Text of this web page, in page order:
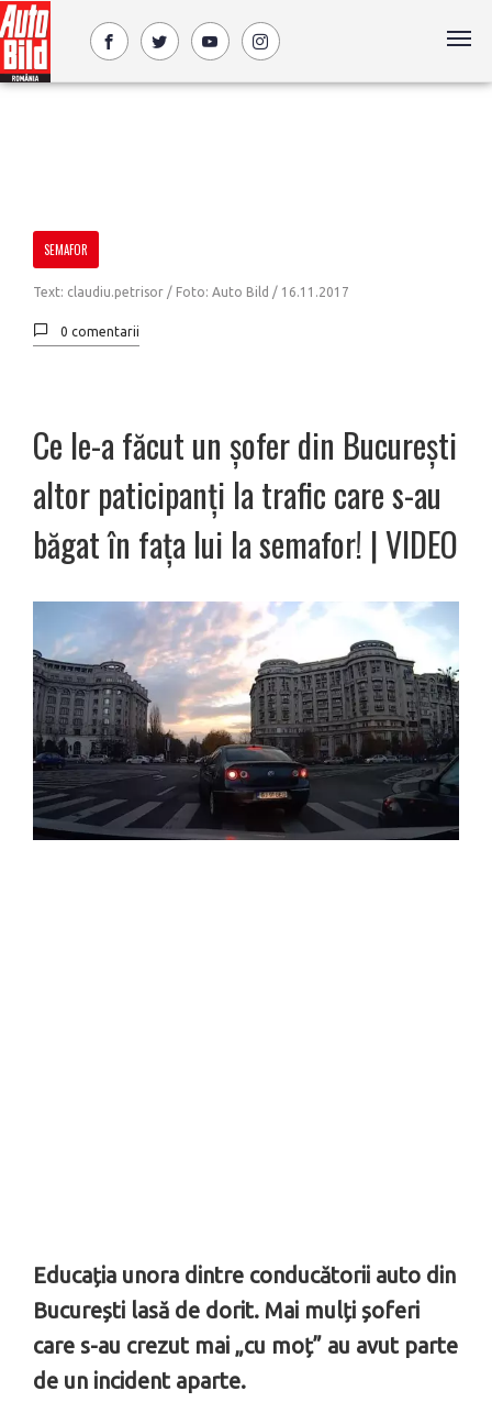
SEMAFOR
Text: claudiu.petrisor / Foto: Auto Bild / 16.11.2017
0 comentarii
Ce le-a făcut un șofer din București
altor paticipanți la trafic care s-au
băgat în fața lui la semafor! | VIDEO
Educația unora dintre conducătorii auto din
București lasă de dorit. Mai mulți șoferi
care s-au crezut mai „cu moț” au avut parte
de un incident aparte.